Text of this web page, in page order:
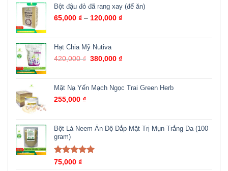
Bột đậu đỏ đã rang xay (để ăn)
65,000 ₫ – 120,000 ₫
Hạt Chia Mỹ Nutiva
420,000₫ 380,000₫
Mặt Nạ Yến Mạch Ngọc Trai Green Herb
255,000 ₫
Bột Lá Neem Ấn Độ Đắp Mặt Trị Mụn Trắng Da (100
gram)
Được xếp
75,000 ₫